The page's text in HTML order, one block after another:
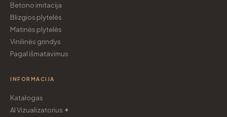
Betono imitacija
Blizgios plytelės
Matinės plytelės
Vinilinės grindys
Pagal išmatavimus
INFORMACIJA
Katalogas
AI Vizualizatorius ✦